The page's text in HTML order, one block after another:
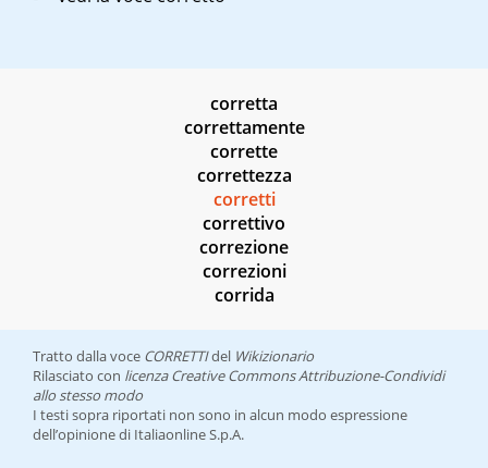
corretta
correttamente
corrette
correttezza
corretti
correttivo
correzione
correzioni
corrida
Tratto dalla voce CORRETTIdel Wikizionario
Rilasciato con licenza Creative Commons Attribuzione-Condividi
allo stesso modo
I testi sopra riportati non sono in alcun modo espressione
dell’opinione di Italiaonline S.p.A.